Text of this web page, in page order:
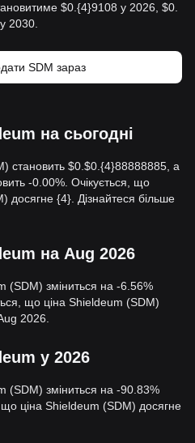
$0.{4}9108 у 2026, $0.
2030.
SDM зараз
на сьогодні
становить $0.$0.{4}88888885, а
-0.00%. Очікується, що
досягне {4}. Дізнайтеся більше
на Aug 2026
(SDM) зміниться на -6.56%
що ціна Shieldeum (SDM)
2026.
у 2026
(SDM) зміниться на -90.83%
що ціна Shieldeum (SDM) досягне